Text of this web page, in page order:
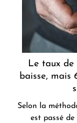
Le taux de
baisse, mais
Selon la
est passé de